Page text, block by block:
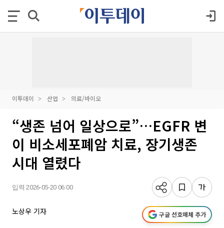
이투데이 산업 의료/바이오
“생존 넘어 일상으로”…EGFR 변
이 비소세포폐암 치료, 장기생존
시대 열렸다
입력 2026-05-20 06:00
노상우 기자 구글 선호매체 추가